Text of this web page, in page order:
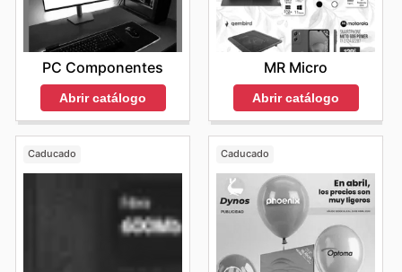
PC Componentes
Abrir catálogo
MR Micro
Abrir catálogo
Caducado Caducado